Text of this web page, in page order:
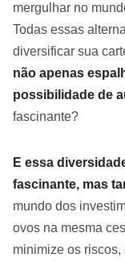
mergulhar no
Todas essas
diversificar sua
não apenas
possibilidade de
fascinante?
E essa
fascinante, mas
mundo dos
ovos na mesma
minimize os riscos,